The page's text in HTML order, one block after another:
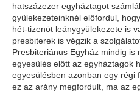
hatszázezer egyháztagot
gyülekezeteinknél előfordul,
hét-tizenöt leánygyülekezete is
presbiterek is végzik a
Presbiteriánus Egyház mindig is
egyesülés előtt az egyháztagok
egyesülésben azonban egy régi
ez az arány megfordult, ma az